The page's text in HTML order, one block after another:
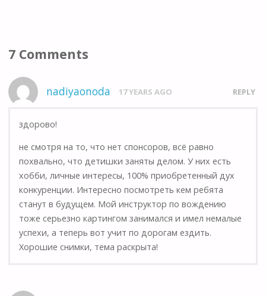
7 Comments
nadiyaonoda 17 YEARS AGO REPLY
здорово!
не смотря на то, что нет спонсоров, всё равно
похвально, что детишки заняты делом. У них есть
хобби, личные интересы, 100% приобретенный дух
конкуренции. Интересно посмотреть кем ребята
станут в будущем. Мой инструктор по вождению
тоже серьезно картингом занимался и имел немалые
успехи, а теперь вот учит по дорогам ездить.
Хорошие снимки, тема раскрыта!